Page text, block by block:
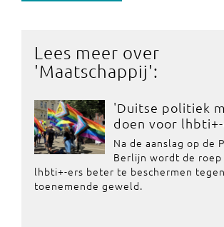
Lees meer over
'Maatschappij':
'Duitse politiek
doen voor
Na de aanslag op de
Berlijn wordt de
lhbti+-ers beter te beschermen
toenemende geweld.